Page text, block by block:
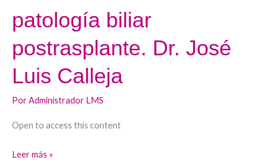
patología biliar
postrasplante. Dr. José
Luis Calleja
PorAdministrador LMS
Open to access this content
el
tratamiento
de
biliar
postrasplante.
José
Leer más »